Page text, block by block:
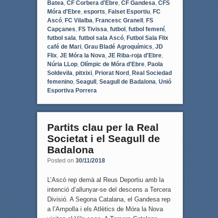
Batea CF Corbera d'Ebre, CF Gandesa CFS
Móra d'Ebre, esports Falset Esportiu, FC
Ascó, FC Vilalba Francesc Granell, FS
Capçanes FS Tivissa futbol, futbol femení,
futbol sala futbol sala Ascó, Futbol Sala Flix
café de Mari, Grau Bladé Agroquímics JD
Flix, JE Móra la Nova JE Riba-roja d'Ebre,
Núria LLop, Olímpic de Móra d'Ebre, Paola
Soldevila pitxixi, Priorat Nord, Real Sociedad
femenino, Seagull, Seagull de Badalona Unió
Esportiva Porrera
Partits clau per la Real
Societat i el Seagull de
Badalona
Posted on 30/11/2018
L’Ascó rep demà al Reus Deportiu amb la
intenció d’allunyar-se del descens a Tercera
Divisió. A Segona Catalana, el Gandesa rep
a l’Ampolla i els Atlètics de Móra la Nova